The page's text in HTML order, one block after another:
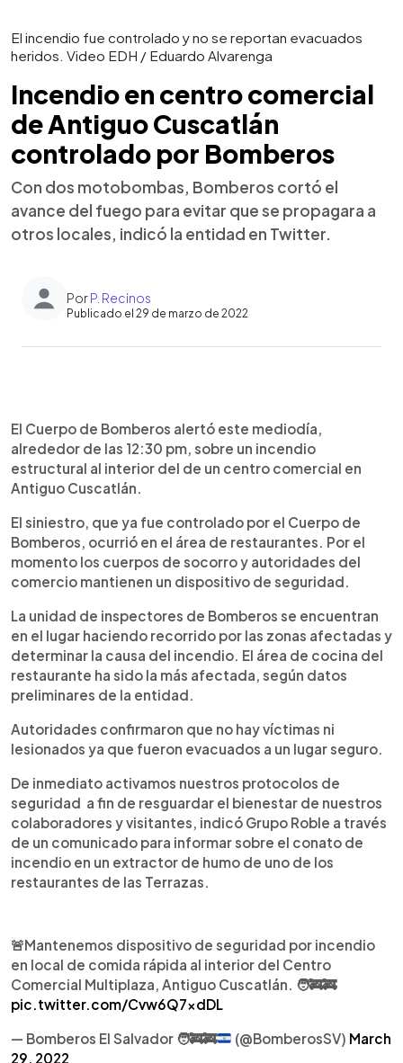
El incendio fue controlado y no se reportan evacuados
heridos. Video EDH / Eduardo Alvarenga
Incendio en centro comercial
de Antiguo Cuscatlán
controlado por Bomberos
Con dos motobombas, Bomberos cortó el
avance del fuego para evitar que se propagara a
otros locales, indicó la entidad en Twitter.
PorP. Recinos
Publicado el 29 de marzo de 2022
Escuchar artículo
El Cuerpo de Bomberos alertó este mediodía,
alrededor de las 12:30 pm, sobre un incendio
estructural al interior del de un centro comercial en
Antiguo Cuscatlán.
El siniestro, que ya fue controlado por el Cuerpo de
Bomberos, ocurrió en el área de restaurantes. Por el
momento los cuerpos de socorro y autoridades del
comercio mantienen un dispositivo de seguridad.
La unidad de inspectores de Bomberos se encuentran
en el lugar haciendo recorrido por las zonas afectadas y
determinar la causa del incendio. El área de cocina del
restaurante ha sido la más afectada, según datos
preliminares de la entidad.
Autoridades confirmaron que no hay víctimas ni
lesionados ya que fueron evacuados a un lugar seguro.
De inmediato activamos nuestros protocolos de
seguridad a fin de resguardar el bienestar de nuestros
colaboradores y visitantes, indicó Grupo Roble a través
de un comunicado para informar sobre el conato de
incendio en un extractor de humo de uno de los
restaurantes de las Terrazas.
🚨Mantenemos dispositivo de seguridad por incendio
en local de comida rápida al interior del Centro
Comercial Multiplaza, Antiguo Cuscatlán. 🧑‍🚒🚒
pic.twitter.com/Cvw6Q7xdDL
— Bomberos El Salvador 🧑‍🚒🚒 (@BomberosSV) March
29, 2022